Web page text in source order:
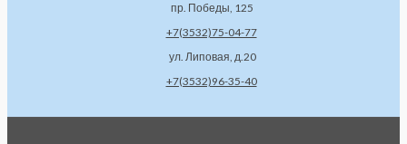
пр. Победы, 125
+7(3532)75-04-77
ул. Липовая, д.20
+7(3532)96-35-40